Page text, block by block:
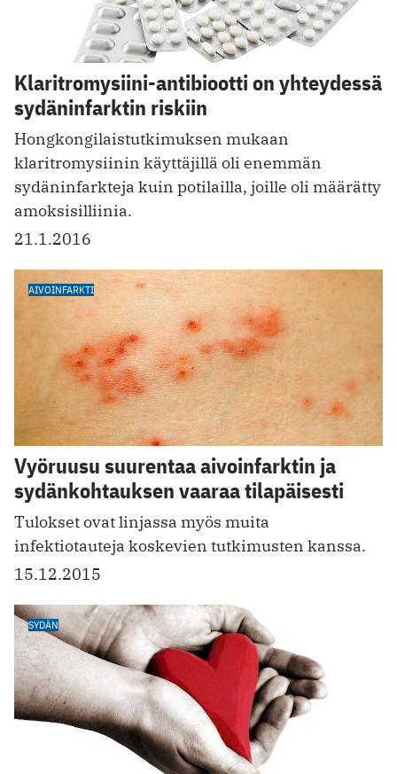
Klaritromysiini-antibiootti on yhteydessä
sydäninfarktin riskiin
Hongkongilaistutkimuksen mukaan
klaritromysiinin käyttäjillä oli enemmän
sydäninfarkteja kuin potilailla, joille oli määrätty
amoksisilliinia.
21.1.2016
AIVOINFARKTI
Vyöruusu suurentaa aivoinfarktin ja
sydänkohtauksen vaaraa tilapäisesti
Tulokset ovat linjassa myös muita
infektiotauteja koskevien tutkimusten kanssa.
15.12.2015
SYDÄN